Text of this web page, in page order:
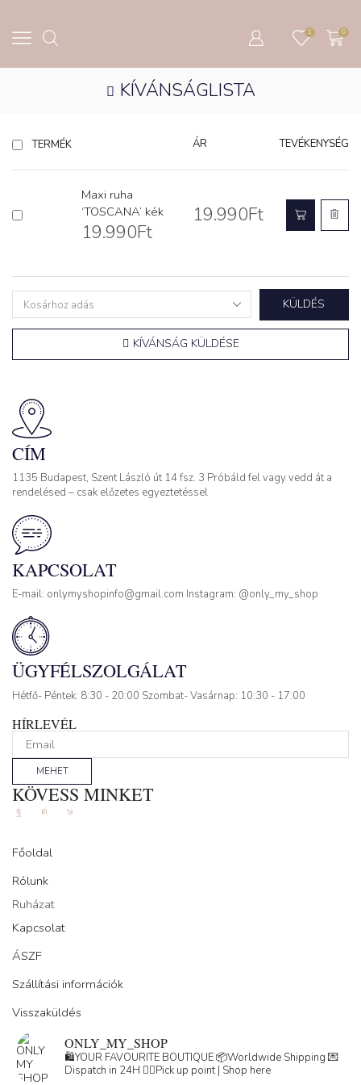
1 0
KÍVÁNSÁGLISTA
TERMÉK ÁR TEVÉKENYSÉG
Maxi ruha
‘TOSCANA’ kék
19.990Ft
19.990Ft
KÜLDÉS
KÍVÁNSÁG KÜLDÉSE
CÍM
1135 Budapest, Szent László út 14 fsz. 3 Próbáld fel vagy vedd át a
rendelésed – csak előzetes egyeztetéssel
KAPCSOLAT
E-mail: onlymyshopinfo@gmail.com Instagram: @only_my_shop
ÜGYFÉLSZOLGÁLAT
Hétfő- Péntek: 8:30 - 20:00 Szombat- Vasárnap: 10:30 - 17:00
HÍRLEVÉL
MEHET
KÖVESS MINKET
FacebookInstagram
Tik-
Főoldal
Rólunk
Ruházat
Kapcsolat
ÁSZF
Szállítási információk
Visszaküldés
ONLY_MY_SHOP
🛍️YOUR FAVOURITE BOUTIQUE📦Worldwide Shipping 💌
Dispatch in 24H 👇🏽Pick up point | Shop here